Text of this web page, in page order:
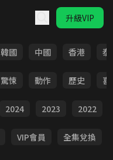
升級VIP
韓國 中國 香港 泰
驚悚 動作 歷史 喜
2024 2023 2022
VIP會員 全集兌換